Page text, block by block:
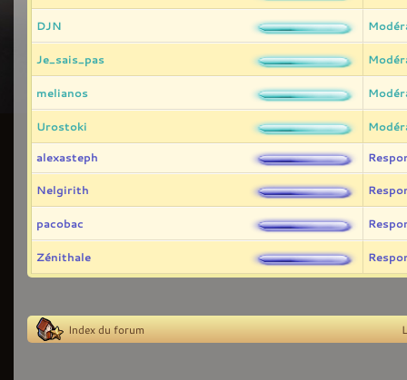
DJN
Je_sais_pas
melianos
Urostoki
alexasteph
Nelgirith
pacobac
Zénithale
Index du forum